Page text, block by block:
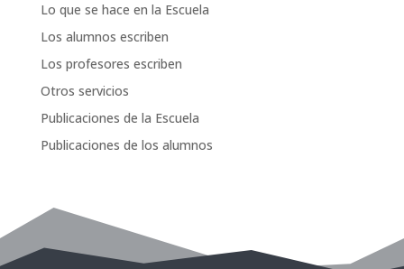
Lo que se hace en la Escuela
Los alumnos escriben
Los profesores escriben
Otros servicios
Publicaciones de la Escuela
Publicaciones de los alumnos